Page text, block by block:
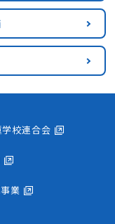
校連合会
業